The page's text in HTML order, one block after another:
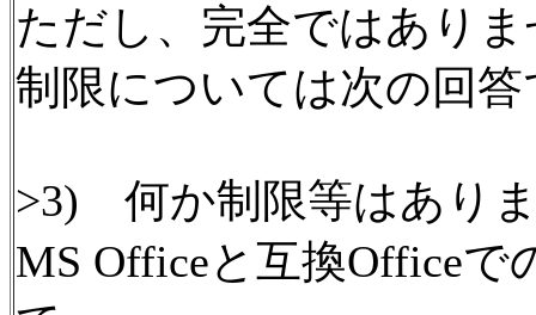
ただし、完全ではあり
制限については次の回
>3) 何か制限等はあり
MS Officeと互換Office